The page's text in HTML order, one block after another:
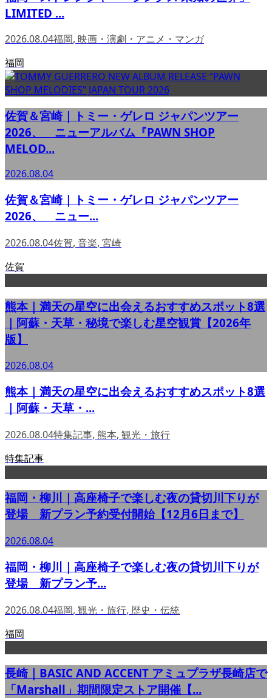
LIMITED ...
2026.08.04福岡, 映画・演劇・アニメ・マンガ
福岡
佐賀＆宮崎｜トミー・ゲレロ ジャパンツアー
2026、 ニューアルバム『PAWN SHOP
MELOD...
2026.08.04
佐賀＆宮崎｜トミー・ゲレロ ジャパンツアー
2026、 ニュー...
2026.08.04佐賀, 音楽, 宮崎
佐賀
熊本｜満天の星空に出会えるおすすめスポット8選
｜阿蘇・天草・秘境で楽しむ星空観賞【2026年
版】
2026.08.04
熊本｜満天の星空に出会えるおすすめスポット8選
｜阿蘇・天草・...
2026.08.04特集記事, 熊本, 観光・旅行
特集記事
福岡・柳川｜高座椅子で楽しむ夜の貸切川下りが
登場 新プラン予約受付開始【12月6日まで】
2026.08.04
福岡・柳川｜高座椅子で楽しむ夜の貸切川下りが
登場 新プラン予...
2026.08.04福岡, 観光・旅行, 歴史・伝統
福岡
長崎｜BASIC AND ACCENT アミュプラザ長崎店で
「Marshall」期間限定ストア開催【...